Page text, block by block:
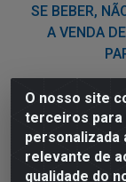
O nosso site
terceiros para
personalizada
relevante de
qualidade do
SE BEBER,
A VENDA
Nordil
Sesi -